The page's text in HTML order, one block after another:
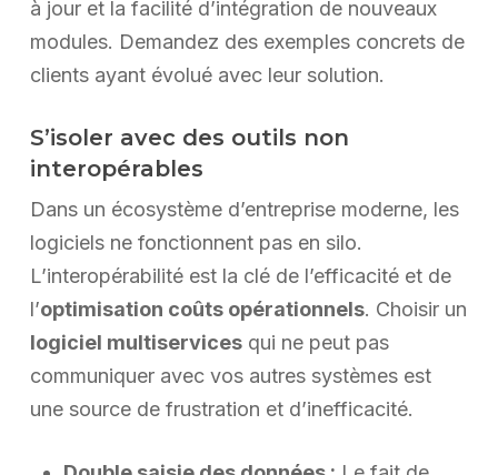
à jour et la facilité d’intégration de nouveaux
modules. Demandez des exemples concrets de
clients ayant évolué avec leur solution.
S’isoler avec des outils non
interopérables
Dans un écosystème d’entreprise moderne, les
logiciels ne fonctionnent pas en silo.
L’interopérabilité est la clé de l’efficacité et de
l’optimisation coûts opérationnels. Choisir un
logiciel multiservicesqui ne peut pas
communiquer avec vos autres systèmes est
une source de frustration et d’inefficacité.